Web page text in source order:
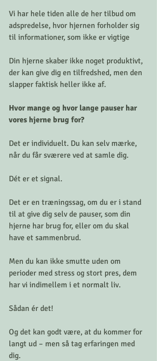
Vi har hele tiden alle de her tilbud om
adspredelse, hvor hjernen forholder sig
til informationer, som ikke er vigtige
Din hjerne skaber ikke noget produktivt,
der kan give dig en tilfredshed, men den
slapper faktisk heller ikke af.
Hvor mange og hvor lange pauser har
vores hjerne brug for?
Det er individuelt. Du kan selv mærke,
når du får sværere ved at samle dig.
Dét er et signal.
Det er en træningssag, om du er i stand
til at give dig selv de pauser, som din
hjerne har brug for, eller om du skal
have et sammenbrud.
Men du kan ikke smutte uden om
perioder med stress og stort pres, dem
har vi indimellem i et normalt liv.
Sådan ér det!
Og det kan godt være, at du kommer for
langt ud – men så tag erfaringen med
dig.